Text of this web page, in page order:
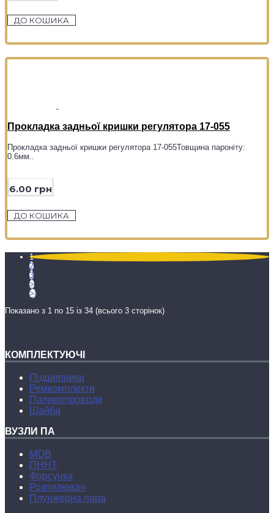
ДО КОШИКА
Прокладка задньої кришки регулятора 17-055
Прокладка задньої кришки регулятора 17-055Товщина пароніту:
0.6мм..
6.00 грн
ДО КОШИКА
1
2
3
>
>|
Показано з 1 по 15 із 34 (всього 3 сторінок)
КОМПЛЕКТУЮЧІ
Підшипники
Ремкомплекти
Паливопроводи
Шайби
ВУЗЛИ ПА
МОВ
ПННТ
Форсунка
Розпилювач
Плунжерна пара